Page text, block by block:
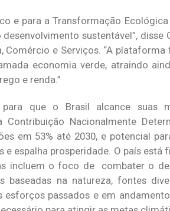
e para a Transformação
sustentável”, disse
e Serviços. “A
economia verde, atraindo
e renda.”
que o Brasil alcance suas
Contribuição Nacionalmente
em 53% até 2030, e potencial
espalha prosperidade. O país está
incluem o foco de combater o
baseadas na natureza, fontes
passados e em